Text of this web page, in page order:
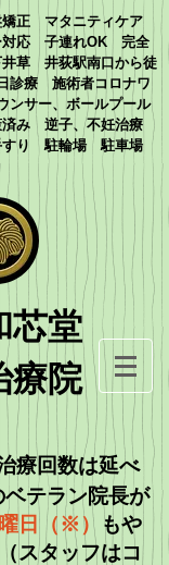
正 マタニティケア
対応 子連れOK 完全
草 井荻駅南口から徒
療 施術者コロナワ
サー、ボールプール
済み 逆子、不妊治療
り 駐輪場 駐車場
芯堂
療院
療回数は延べ
ベテラン院長が
日（※） もや
スタッフはコ